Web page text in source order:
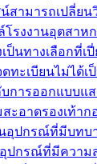
สามารถเปลี่ย
โรงงานอุตสาห
ป็นทางเลือกที่
ทะเบียนไม่ได้
การออกแบบแ
ะอาดรองเท้า
นอุปกรณ์ที่มีบท
ปกรณ์ที่มีความ